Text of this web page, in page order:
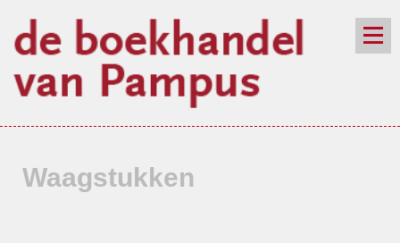
Waagstukken